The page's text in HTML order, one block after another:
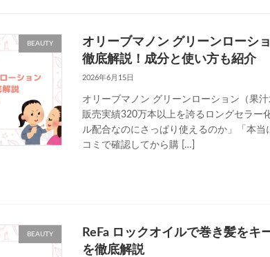
BEAUTY
オリーブマノン グリーンローシ
徹底解説！成分と使い方も紹介
2026年6月15日
オリーブマノン グリーンローション（果
販売実績320万本以上を誇るロングセラー
ル配合なのにさっぱり使えるのか」「本当
コミで確認してから購 […]
BEAUTY
ReFa ロックオイルで巻き髪をキ
を徹底解説